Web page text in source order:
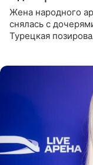
Жена народного
снялась с
Турецкая